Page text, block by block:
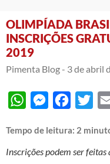
OLIMPÍADA
INSCRIÇÕES
2019
Pimenta Blog - 3 de abril
WhatsAppMessengerFacebook
Tempo de leitura: 2
Inscrições podem ser